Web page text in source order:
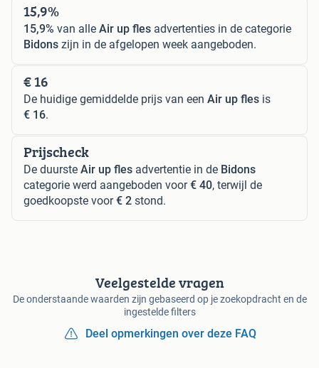
15,9%
15,9% van alle Air up fles advertenties in de categorie
Bidons zijn in de afgelopen week aangeboden.
€ 16
De huidige gemiddelde prijs van een Air up fles is
€ 16.
Prijscheck
De duurste Air up fles advertentie in de Bidons
categorie werd aangeboden voor€ 40, terwijl de
goedkoopste voor€ 2 stond.
Veelgestelde vragen
De onderstaande waarden zijn gebaseerd op je zoekopdracht en de
ingestelde filters
Deel opmerkingen over deze FAQ